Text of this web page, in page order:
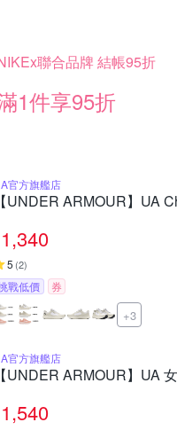
聯合品牌 結帳95折
1件享95折
官方旗艦店
UNDER ARMOUR】UA
1,340
5 (2)
戰低價 券
+3
官方旗艦店
UNDER ARMOUR】UA
1,540